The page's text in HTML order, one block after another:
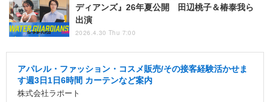
ディアンズ』26年夏公開 田辺桃子＆椿泰我ら
出演
2026.4.30 Thu 7:00
アパレル・ファッション・コスメ販売/その接客経験活かせま
す週3日1日6時間 カーテンなど案内
株式会社ラポート